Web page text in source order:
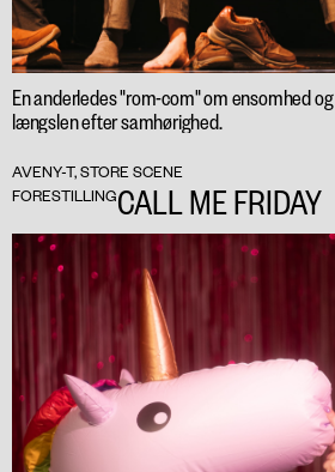
En anderledes "rom-com" om ensomhed og
længslen efter samhørighed.
AVENY-T, STORE SCENE
FORESTILLINGCALL ME FRIDAY